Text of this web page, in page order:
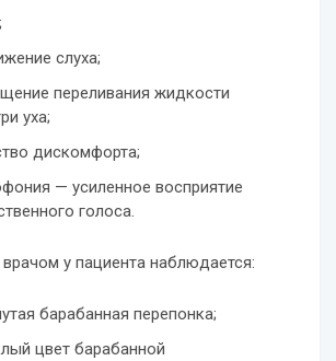
;
слуха;
переливания жидкости
уха;
дискомфорта;
— усиленное восприятие
голоса.
у пациента наблюдается:
барабанная перепонка;
цвет барабанной